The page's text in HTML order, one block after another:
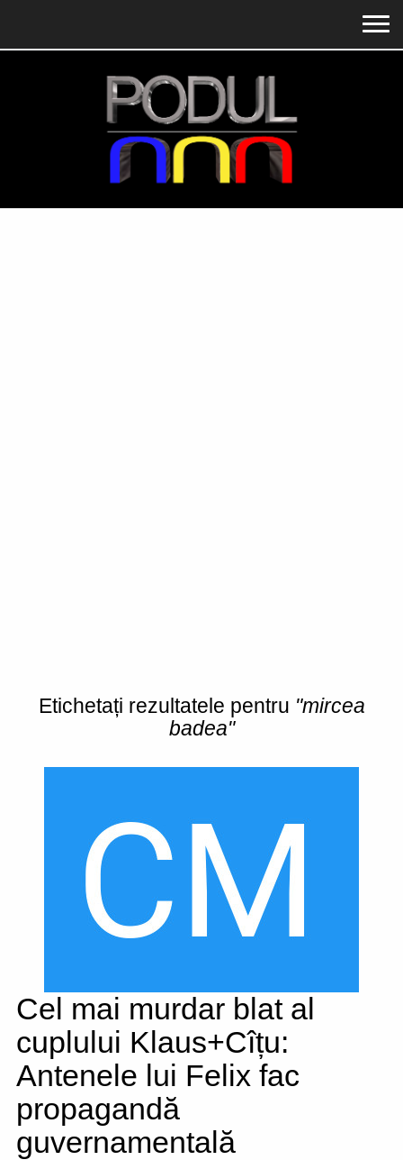
Etichetați rezultatele pentru "mircea
badea"
Cel mai murdar blat al
cuplului Klaus+Cîțu:
Antenele lui Felix fac
propagandă
guvernamentală